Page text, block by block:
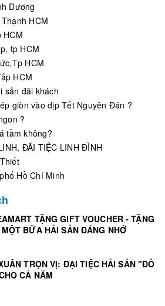
Dương
HCM
HCM
tp HCM
HCM
HCM
sản đãi khách
giòn vào dịp Tết Nguyên Đán ?
?
tầm không?
ĐÃI TIỆC LINH ĐÌNH
Hồ Chí Minh
TẶNG GIFT VOUCHER - TẶNG
BỮA HẢI SẢN ĐÁNG NHỚ
TRỌN VỊ: ĐẠI TIỆC HẢI SẢN "ĐỎ
CẢ NĂM